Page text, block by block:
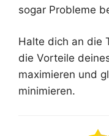
sogar Probleme
Halte dich an die
die Vorteile
maximieren und
minimieren.